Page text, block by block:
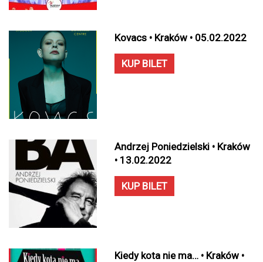
Kovacs • Kraków • 05.02.2022
KUP BILET
Andrzej Poniedzielski • Kraków
• 13.02.2022
KUP BILET
Kiedy kota nie ma… • Kraków •